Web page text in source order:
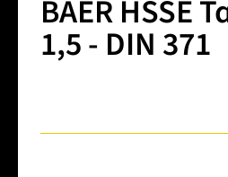
BAER HSSE
1,5 - DIN 371